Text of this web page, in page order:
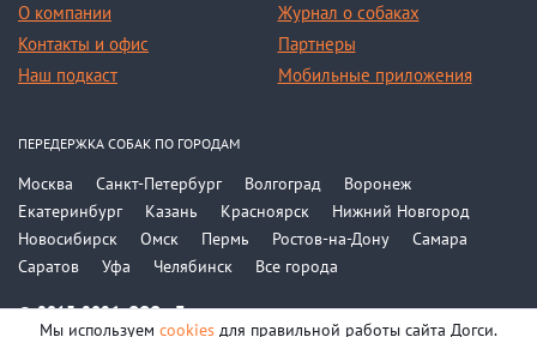
О компании
Контакты и офис
Наш подкаст
Журнал о собаках
Партнеры
Мобильные приложения
© 2015-2026, ООО «Догси»
ПЕРЕДЕРЖКА СОБАК ПО ГОРОДАМ
Москва Санкт-Петербург Волгоград
Воронеж
Екатеринбург
Казань Красноярск
Нижний Новгород
Новосибирск
Омск Пермь Ростов-на-Дону
Самара
Саратов
Уфа Челябинск Все города
Мы используем cookies для правильной работы сайта Догси.